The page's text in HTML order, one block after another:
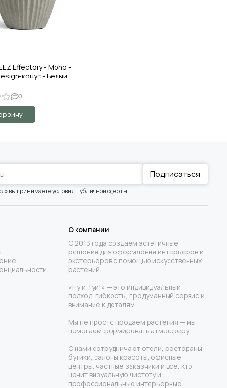
Effectory - Moho -
конус - Белый
0
Подписаться
вы принимаете условия Публичной оферты.
О компании
С 2013 года создаём эстетичные
решения для оформления интерьеров и
экстерьеров с помощью искусственных
растений.
«Ну и Туи!» — это индивидуальный
подход, гибкость, продуманный сервис и
внимание к деталям.
Мы не просто продаём растения — мы
помогаем формировать атмосферу.
С нами сотрудничают отели, рестораны,
бутики, салоны красоты, офисные
центры, частные заказчики и все, кто
ценит визуальную чистоту и
профессиональные интерьерные